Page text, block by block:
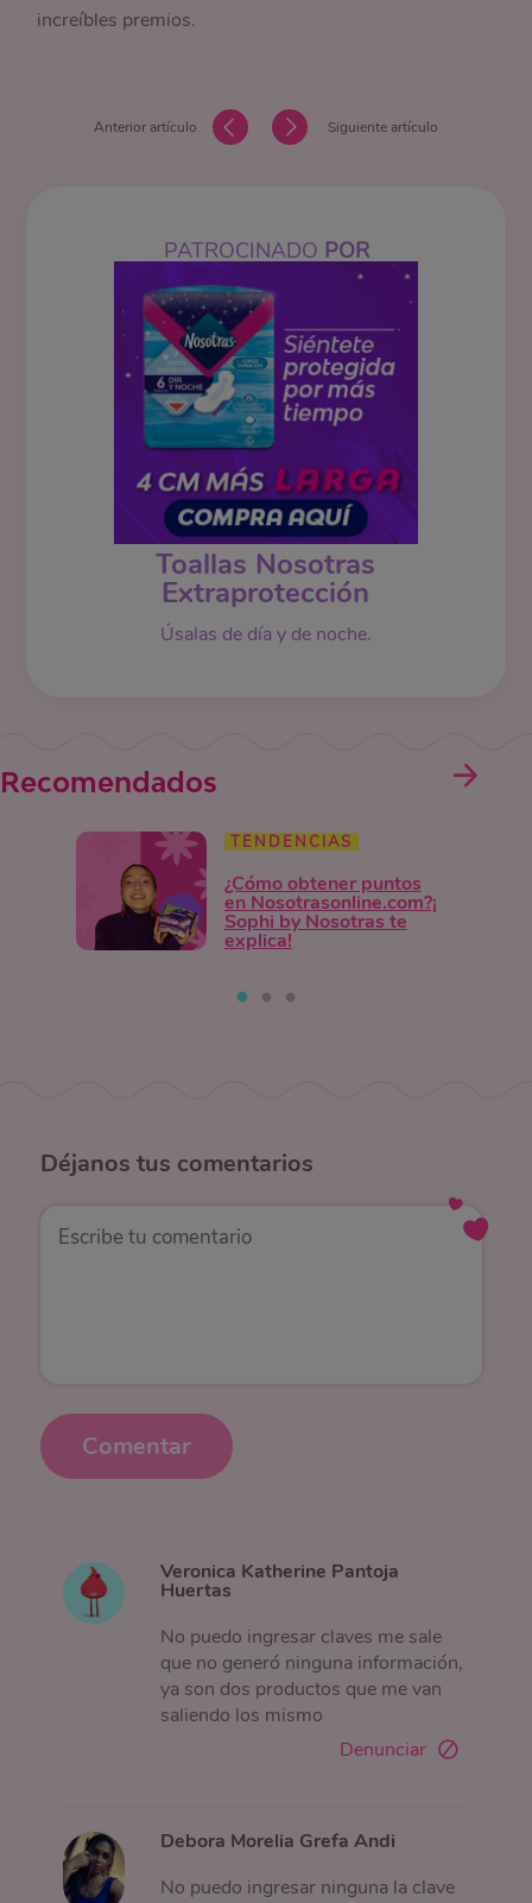
increíbles premios.
Anterior artículo Siguiente artículo
PATROCINADO POR
Toallas Nosotras
Extraprotección
Úsalas de día y de noche.
Recomendados
TENDENCIAS
¿Cómo obtener puntos
en Nosotrasonline.com?¡
Sophi by Nosotras te
explica!
Déjanos tus comentarios
Comentar
Veronica Katherine Pantoja
Huertas
No puedo ingresar claves me sale
que no generó ninguna información,
ya son dos productos que me van
saliendo los mismo
Denunciar
Debora Morelia Grefa Andi
No puedo ingresar ninguna la clave